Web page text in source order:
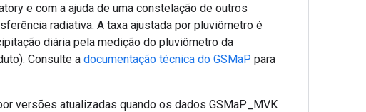
e com a ajuda de uma constelação de outros
radiativa. A taxa ajustada por pluviômetro é
diária pela medição do pluviômetro da
Consulte a documentação técnica do GSMaP para
versões atualizadas quando os dados GSMaP_MVK